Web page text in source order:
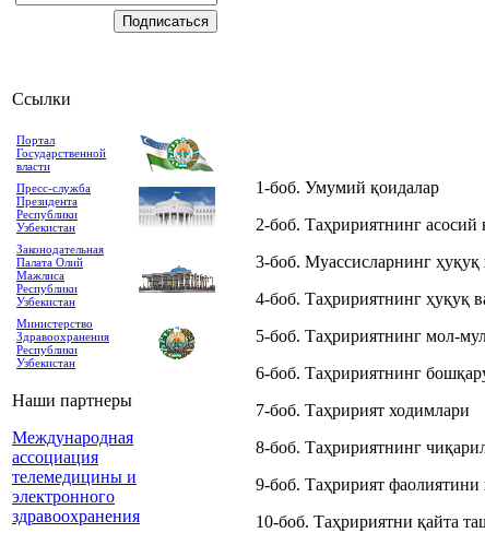
Ссылки
Портал
Государственной
власти
Пресс-служба
Президента
Республики
Узбекистан
Законодательная
Палата Олий
Мажлиса
Республики
Узбекистан
Министерство
Здравоохранения
Республики
Узбекистан
Наши партнеры
Международная
ассоциация
телемедицины и
электронного
здравоохранения
1-боб. Умумий қоидалар
2-боб. Таҳририятнинг асосий
3-боб. Муассисларнинг ҳуқуқ
4-боб. Таҳририятнинг ҳуқуқ
5-боб. Таҳририятнинг мол-
6-боб. Таҳририятнинг
7-боб. Таҳририят ходимлари
8-боб. Таҳририятнинг
9-боб. Таҳририят фаолиятини
10-боб. Таҳририятни қайта